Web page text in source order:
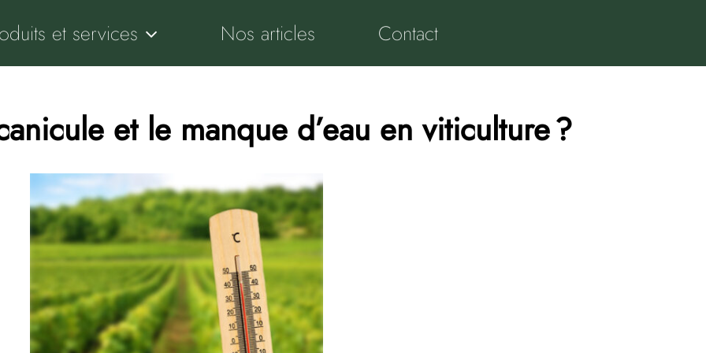
et services Nos articles Contact
et le manque d’eau en viticulture ?